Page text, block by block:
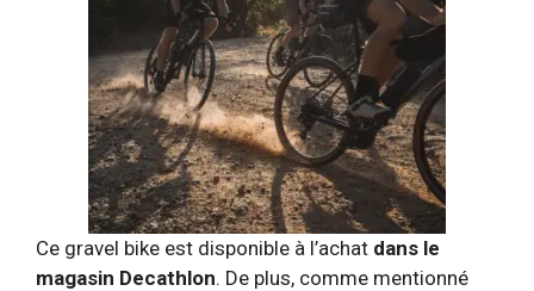
Ce gravel bike est disponible à l’achat dans le
magasin Decathlon. De plus, comme mentionné